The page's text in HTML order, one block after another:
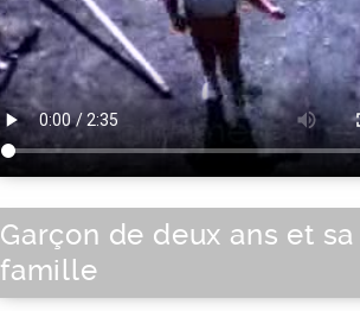
Garçon de deux ans et sa
famille